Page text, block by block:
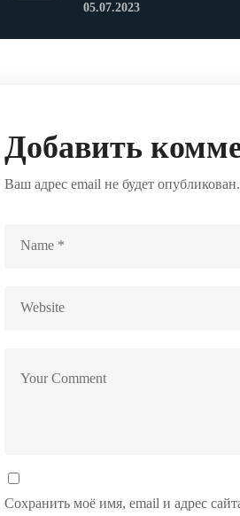
05.07.2023
Добавить
Ваш адрес email не будет опубликован.
Сохранить моё имя, email и адрес